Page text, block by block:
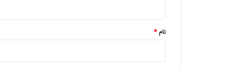
نام*